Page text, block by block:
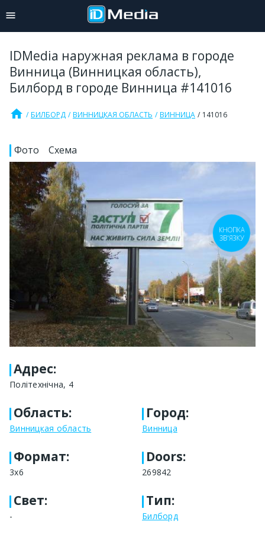
IDMedia наружная реклама в городе
Винница (Винницкая область),
Билборд в городе Винница #141016
home БИЛБОРД ВИННИЦКАЯ ОБЛАСТЬ ВИННИЦА 141016
Фото Схема
Адрес:
Політехнічна, 4
Область:
Винницкая область
Город:
Винница
Формат:
3х6
Doors:
269842
Свет:
-
Тип:
Билборд
КНОПКА
ЗВ'ЯЗКУ